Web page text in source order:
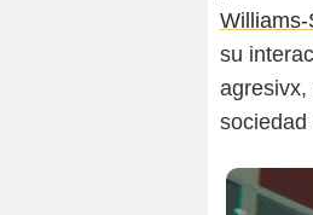
Williams-
su
agresivx,
sociedad